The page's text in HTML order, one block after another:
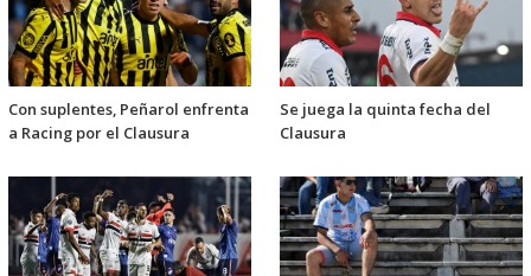
Con suplentes, Peñarol enfrenta
a Racing por el Clausura
Se juega la quinta fecha del
Clausura